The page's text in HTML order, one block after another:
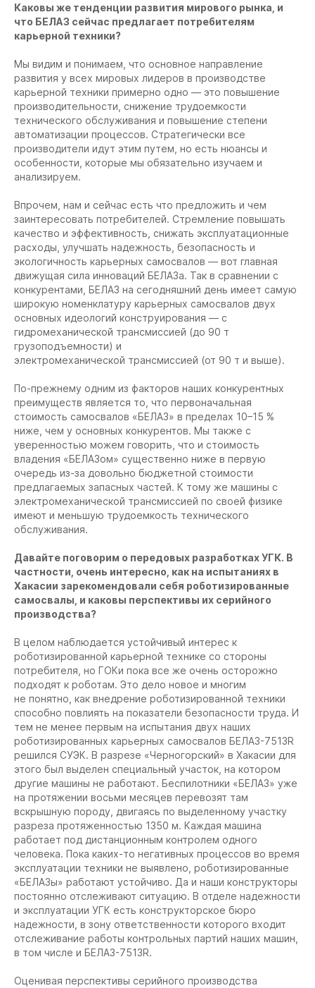
Каковы же тенденции развития мирового рынка, и
что БЕЛАЗ сейчас предлагает потребителям
карьерной техники?
Мы видим и понимаем, что основное направление
развития у всех мировых лидеров в производстве
карьерной техники примерно одно — это повышение
производительности, снижение трудоемкости
технического обслуживания и повышение степени
автоматизации процессов. Стратегически все
производители идут этим путем, но есть нюансы и
особенности, которые мы обязательно изучаем и
анализируем.
Впрочем, нам и сейчас есть что предложить и чем
заинтересовать потребителей. Стремление повышать
качество и эффективность, снижать эксплуатационные
расходы, улучшать надежность, безопасность и
экологичность карьерных самосвалов — вот главная
движущая сила инноваций БЕЛАЗа. Так в сравнении с
конкурентами, БЕЛАЗ на сегодняшний день имеет самую
широкую номенклатуру карьерных самосвалов двух
основных идеологий конструирования — с
гидромеханической трансмиссией (до 90 т
грузоподъемности) и
электромеханической трансмиссией (от 90 т и выше).
По-прежнему одним из факторов наших конкурентных
преимуществ является то, что первоначальная
стоимость самосвалов «БЕЛАЗ» в пределах 10–15 %
ниже, чем у основных конкурентов. Мы также с
уверенностью можем говорить, что и стоимость
владения «БЕЛАЗом» существенно ниже в первую
очередь из-за довольно бюджетной стоимости
предлагаемых запасных частей. К тому же машины с
электромеханической трансмиссией по своей физике
имеют и меньшую трудоемкость технического
обслуживания.
Давайте поговорим о передовых разработках УГК. В
частности, очень интересно, как на испытаниях в
Хакасии зарекомендовали себя роботизированные
самосвалы, и каковы перспективы их серийного
производства?
В целом наблюдается устойчивый интерес к
роботизированной карьерной технике со стороны
потребителя, но ГОКи пока все же очень осторожно
подходят к роботам. Это дело новое и многим
не понятно, как внедрение роботизированной техники
способно повлиять на показатели безопасности труда. И
тем не менее первым на испытания двух наших
роботизированных карьерных самосвалов БЕЛАЗ-7513R
решился СУЭК. В разрезе «Черногорский» в Хакасии для
этого был выделен специальный участок, на котором
другие машины не работают. Беспилотники «БЕЛАЗ» уже
на протяжении восьми месяцев перевозят там
вскрышную породу, двигаясь по выделенному участку
разреза протяженностью 1350 м. Каждая машина
работает под дистанционным контролем одного
человека. Пока каких-то негативных процессов во время
эксплуатации техники не выявлено, роботизированные
«БЕЛАЗы» работают устойчиво. Да и наши конструкторы
постоянно отслеживают ситуацию. В отделе надежности
и эксплуатации УГК есть конструкторское бюро
надежности, в зону ответственности которого входит
отслеживание работы контрольных партий наших машин,
в том числе и БЕЛАЗ-7513R.
Оценивая перспективы серийного производства